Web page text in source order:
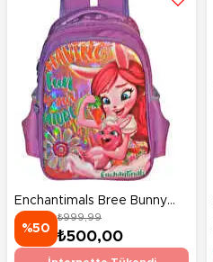
Enchantimals Bree Bunny
İlkokul Çantası 06983
%50
₺999,99
₺500,00